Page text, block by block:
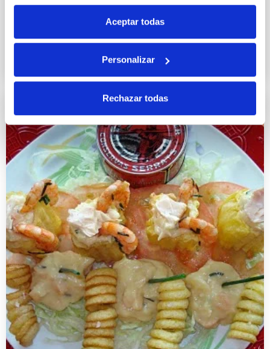
Aceptar todas
Personalizar
Rechazar todas
Gazpacho con mousse de bonito
en escabeche